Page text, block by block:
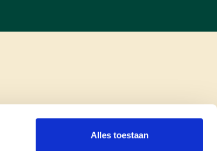
Alles toestaan